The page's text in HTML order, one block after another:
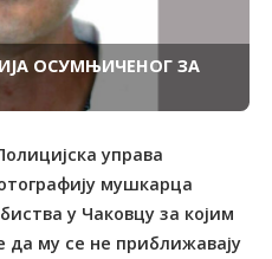
ОСУМЊИЧЕНОГ ЗА
управа
мушкарца
у Чаковцу за којим
да му се не приближавају